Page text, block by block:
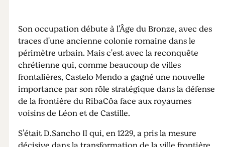
Son occupation débute à l'Âge du Bronze, avec des
traces d'une ancienne colonie romaine dans le
périmètre urbain. Mais c'est avec la reconquête
chrétienne qui, comme beaucoup de villes
frontalières, Castelo Mendo a gagné une nouvelle
importance par son rôle stratégique dans la défense
de la frontière du RibaCôa face aux royaumes
voisins de Léon et de Castille.
S’était D.Sancho II qui, en 1229, a pris la mesure